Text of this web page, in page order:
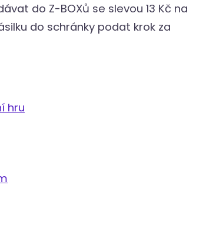
do Z-BOXů se slevou 13 Kč na
do schránky podat krok za
hru